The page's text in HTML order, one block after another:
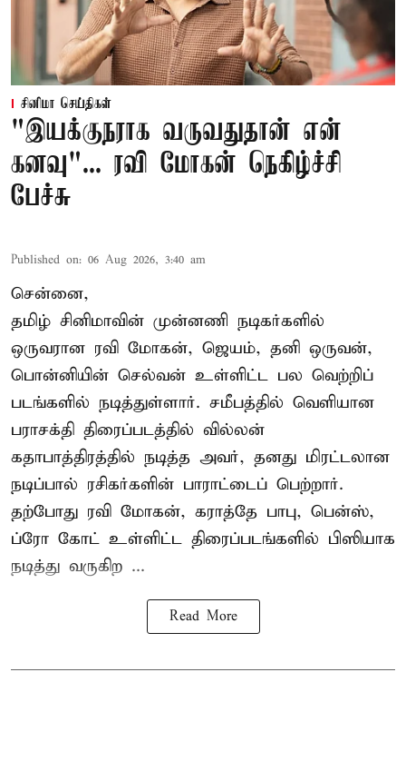
சினிமா செய்திகள்
"இயக்குநராக வருவதுதான் என்
கனவு"... ரவி மோகன் நெகிழ்ச்சி
பேச்சு
Published on: 06 Aug 2026, 3:40 am
சென்னை,
தமிழ் சினிமாவின் முன்னணி நடிகர்களில்
ஒருவரான ரவி மோகன், ஜெயம், தனி ஒருவன்,
பொன்னியின் செல்வன் உள்ளிட்ட பல வெற்றிப்
படங்களில் நடித்துள்ளார். சமீபத்தில் வெளியான
பராசக்தி திரைப்படத்தில் வில்லன்
கதாபாத்திரத்தில் நடித்த அவர், தனது மிரட்டலான
நடிப்பால் ரசிகர்களின் பாராட்டைப் பெற்றார்.
தற்போது ரவி மோகன், கராத்தே பாபு, பென்ஸ்,
ப்ரோ கோட் உள்ளிட்ட திரைப்படங்களில் பிஸியாக
நடித்து வருகிற ...
Read More